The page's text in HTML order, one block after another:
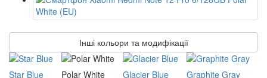
Інші кольори та модифікації
Star Blue Polar White Glacier Blue Graphite Gray